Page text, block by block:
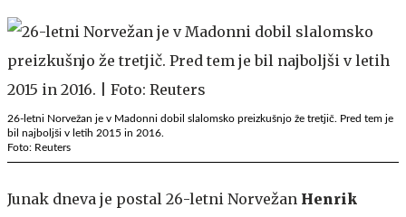
26-letni Norvežan je v Madonni dobil slalomsko preizkušnjo že tretjič. Pred tem je
bil najboljši v letih 2015 in 2016.
Foto: Reuters
Junak dneva je postal 26-letni Norvežan Henrik